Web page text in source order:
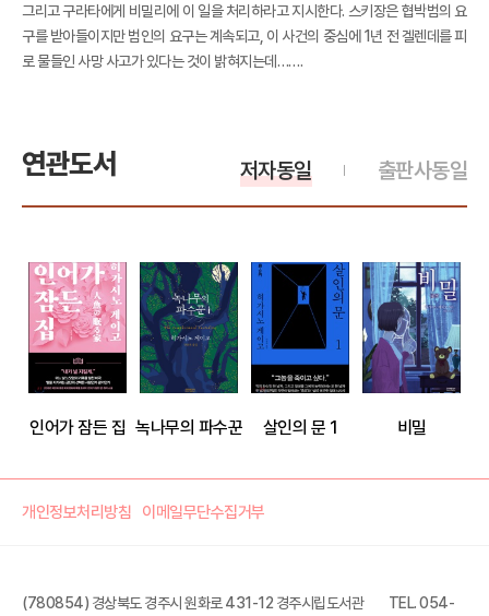
그리고 구라타에게 비밀리에 이 일을 처리하라고 지시한다. 스키장은 협박범의 요
구를 받아들이지만 범인의 요구는 계속되고, 이 사건의 중심에 1년 전 겔렌데를 피
로 물들인 사망 사고가 있다는 것이 밝혀지는데…….
연관도서 출판사동일
저자동일
인어가 잠든 집 녹나무의 파수꾼 살인의 문 1 비밀
개인정보처리방침 이메일무단수집거부
(780854) 경상북도 경주시 원화로 431-12 경주시립도서관 TEL. 054-